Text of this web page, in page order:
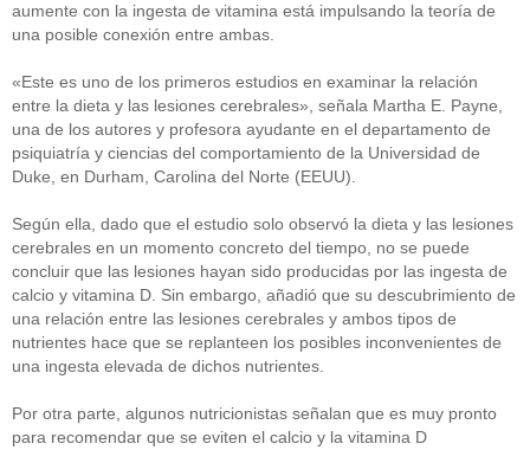
aumente con la ingesta de vitamina está impulsando la teoría de
una posible conexión entre ambas.
«Este es uno de los primeros estudios en examinar la relación
entre la dieta y las lesiones cerebrales», señala Martha E. Payne,
una de los autores y profesora ayudante en el departamento de
psiquiatría y ciencias del comportamiento de la Universidad de
Duke, en Durham, Carolina del Norte (EEUU).
Según ella, dado que el estudio solo observó la dieta y las lesiones
cerebrales en un momento concreto del tiempo, no se puede
concluir que las lesiones hayan sido producidas por las ingesta de
calcio y vitamina D. Sin embargo, añadió que su descubrimiento de
una relación entre las lesiones cerebrales y ambos tipos de
nutrientes hace que se replanteen los posibles inconvenientes de
una ingesta elevada de dichos nutrientes.
Por otra parte, algunos nutricionistas señalan que es muy pronto
para recomendar que se eviten el calcio y la vitamina D